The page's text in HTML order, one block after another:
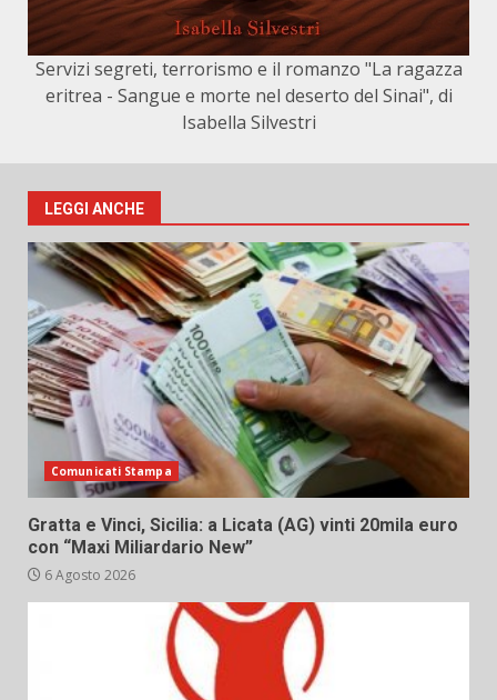
Servizi segreti, terrorismo e il romanzo "La ragazza
eritrea - Sangue e morte nel deserto del Sinai", di
Isabella Silvestri
LEGGI ANCHE
Comunicati Stampa
Gratta e Vinci, Sicilia: a Licata (AG) vinti 20mila euro
con “Maxi Miliardario New”
6 Agosto 2026